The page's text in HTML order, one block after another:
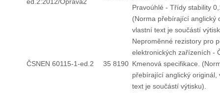
Pravoúhlé - Třídy stability
(Norma přebírající anglický
vlastní text je součástí
ČSNEN 60115-1-ed.2 35 8190
Neproměnné rezistory pro
elektronických zařízeních -
Kmenová specifikace.
přebírající anglický originál,
text je součástí výtisku).